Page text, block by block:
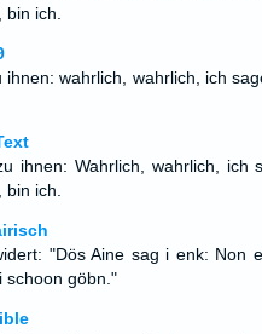
ich.
ihnen: wahrlich, wahrlich, ich
ihnen: Wahrlich, wahrlich, ich
ich.
"Dös Aine sag i enk: Non
schoon göbn."